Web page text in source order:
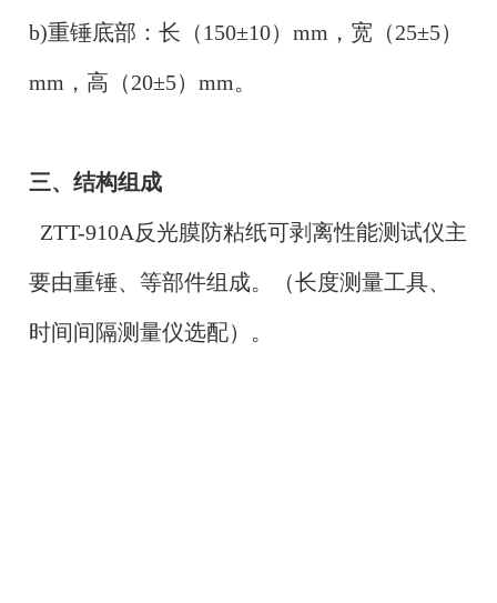
b)重锤底部：长（150±10）mm，宽（25±5）
mm，高（20±5）mm。
三、结构组成
ZTT-910A反光膜防粘纸可剥离性能测试仪主
要由重锤、等部件组成。（长度测量工具、
时间间隔测量仪选配）。